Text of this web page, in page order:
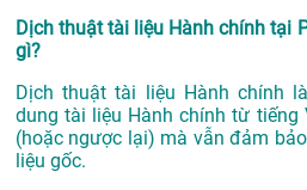
Dịch thuật tài liệu Hành chính tại
gì?
Dịch thuật tài liệu Hành chính
dung tài liệu Hành chính từ tiếng
(hoặc ngược lại) mà vẫn đảm
liệu gốc.